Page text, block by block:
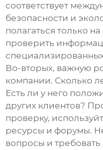
соответствует
безопасности и
полагаться только
проверить
Во-вторых, важную
компании. Сколько
Есть ли у него
других клиентов?
проверку,
ресурсы и форумы.
вопросы и